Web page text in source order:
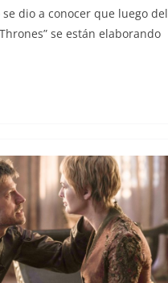
dio a conocer que luego del
se están elaborando